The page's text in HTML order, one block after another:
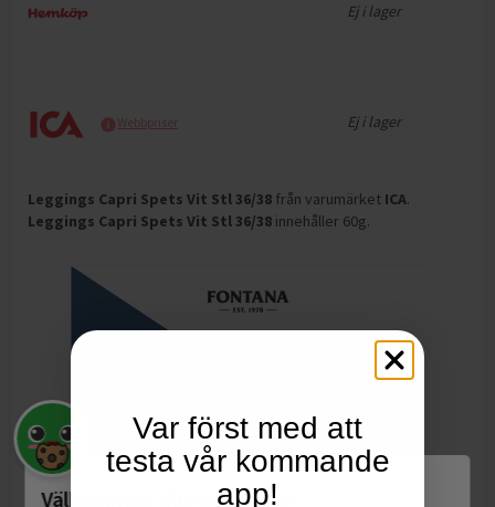
Ej i lager
Webbpriser Ej i lager
Leggings Capri Spets Vit Stl 36/38 från varumärket ICA.
Leggings Capri Spets Vit Stl 36/38 innehåller 60g.
Välkommen till Matspar.se
Var först med att
testa vår kommande
app!